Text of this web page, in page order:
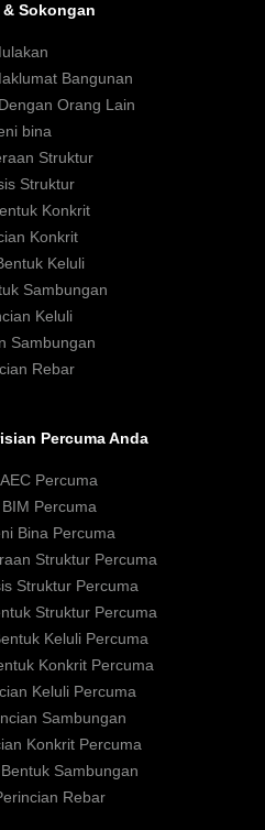
Sokongan
Bangunan
Orang Lain
bina
Struktur
Struktur
Konkrit
Konkrit
Keluli
Sambungan
Keluli
Sambungan
Rebar
Percuma Anda
Percuma
Percuma
Bina Percuma
Struktur Percuma
Struktur Percuma
Struktur Percuma
Keluli Percuma
Konkrit Percuma
Keluli Percuma
Sambungan
Konkrit Percuma
Sambungan
Rebar